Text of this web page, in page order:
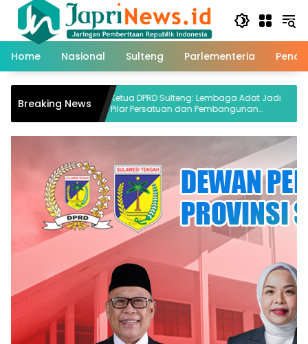
content
Home
Nasional Sulteng Parlementeria
Breaking NewsKetua DPRD Sulteng: Lembaga Adat Jadi
Pilar Persatuan dan Pembangunan
Daerah